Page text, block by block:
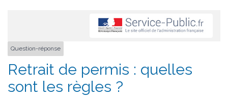
Question-réponse
Retrait de permis : quelles
sont les règles ?